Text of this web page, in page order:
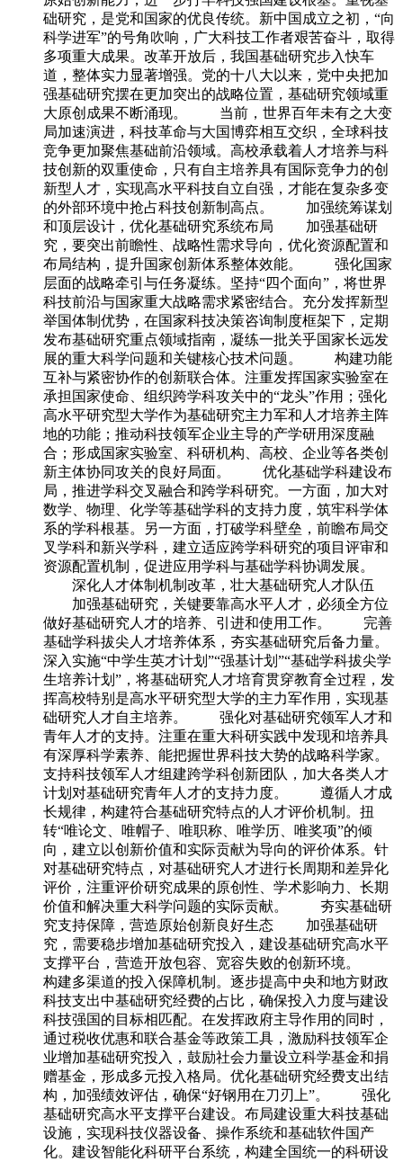
础研究，是党和国家的优良传统。新中国成立之初，“向
科学进军”的号角吹响，广大科技工作者艰苦奋斗，取得
多项重大成果。改革开放后，我国基础研究步入快车
道，整体实力显著增强。党的十八大以来，党中央把加
强基础研究摆在更加突出的战略位置，基础研究领域重
大原创成果不断涌现。 当前，世界百年未有之大变
局加速演进，科技革命与大国博弈相互交织，全球科技
竞争更加聚焦基础前沿领域。高校承载着人才培养与科
技创新的双重使命，只有自主培养具有国际竞争力的创
新型人才，实现高水平科技自立自强，才能在复杂多变
的外部环境中抢占科技创新制高点。 加强统筹谋划
和顶层设计，优化基础研究系统布局 加强基础研
究，要突出前瞻性、战略性需求导向，优化资源配置和
布局结构，提升国家创新体系整体效能。 强化国家
层面的战略牵引与任务凝练。坚持“四个面向”，将世界
科技前沿与国家重大战略需求紧密结合。充分发挥新型
举国体制优势，在国家科技决策咨询制度框架下，定期
发布基础研究重点领域指南，凝练一批关乎国家长远发
展的重大科学问题和关键核心技术问题。 构建功能
互补与紧密协作的创新联合体。注重发挥国家实验室在
承担国家使命、组织跨学科攻关中的“龙头”作用；强化
高水平研究型大学作为基础研究主力军和人才培养主阵
地的功能；推动科技领军企业主导的产学研用深度融
合；形成国家实验室、科研机构、高校、企业等各类创
新主体协同攻关的良好局面。 优化基础学科建设布
局，推进学科交叉融合和跨学科研究。一方面，加大对
数学、物理、化学等基础学科的支持力度，筑牢科学体
系的学科根基。另一方面，打破学科壁垒，前瞻布局交
叉学科和新兴学科，建立适应跨学科研究的项目评审和
资源配置机制，促进应用学科与基础学科协调发展。
深化人才体制机制改革，壮大基础研究人才队伍
加强基础研究，关键要靠高水平人才，必须全方位
做好基础研究人才的培养、引进和使用工作。 完善
基础学科拔尖人才培养体系，夯实基础研究后备力量。
深入实施“中学生英才计划”“强基计划”“基础学科拔尖学
生培养计划”，将基础研究人才培育贯穿教育全过程，发
挥高校特别是高水平研究型大学的主力军作用，实现基
础研究人才自主培养。 强化对基础研究领军人才和
青年人才的支持。注重在重大科研实践中发现和培养具
有深厚科学素养、能把握世界科技大势的战略科学家。
支持科技领军人才组建跨学科创新团队，加大各类人才
计划对基础研究青年人才的支持力度。 遵循人才成
长规律，构建符合基础研究特点的人才评价机制。扭
转“唯论文、唯帽子、唯职称、唯学历、唯奖项”的倾
向，建立以创新价值和实际贡献为导向的评价体系。针
对基础研究特点，对基础研究人才进行长周期和差异化
评价，注重评价研究成果的原创性、学术影响力、长期
价值和解决重大科学问题的实际贡献。 夯实基础研
究支持保障，营造原始创新良好生态 加强基础研
究，需要稳步增加基础研究投入，建设基础研究高水平
支撑平台，营造开放包容、宽容失败的创新环境。
构建多渠道的投入保障机制。逐步提高中央和地方财政
科技支出中基础研究经费的占比，确保投入力度与建设
科技强国的目标相匹配。在发挥政府主导作用的同时，
通过税收优惠和联合基金等政策工具，激励科技领军企
业增加基础研究投入，鼓励社会力量设立科学基金和捐
赠基金，形成多元投入格局。优化基础研究经费支出结
构，加强绩效评估，确保“好钢用在刀刃上”。 强化
基础研究高水平支撑平台建设。布局建设重大科技基础
设施，实现科技仪器设备、操作系统和基础软件国产
化。建设智能化科研平台系统，构建全国统一的科研设